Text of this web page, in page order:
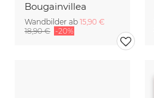
Bougainvillea
Wandbilder ab 15,90 €
18,90 € -20%